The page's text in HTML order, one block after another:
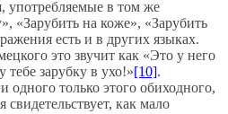
употребляемые в том же
«Зарубить на коже», «Зарубить
есть и в других языках.
это звучит как «Это у него
зарубку в ухо!»[10].
одного только этого обиходного,
как мало